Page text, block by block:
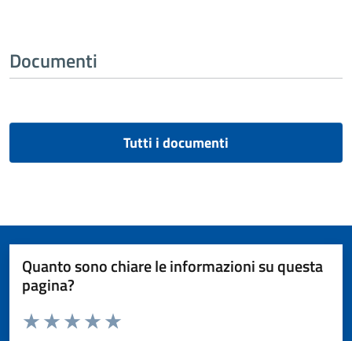
Documenti
Tutti i documenti
Quanto sono chiare le informazioni su questa
pagina?
Valuta da 1 a 5 stelle la pagina